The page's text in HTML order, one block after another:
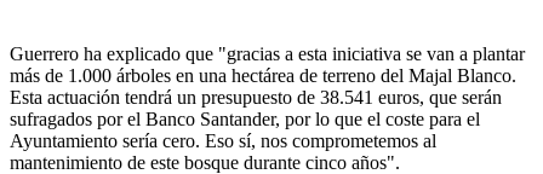
Guerrero ha explicado que "gracias a esta iniciativa se van a plantar
más de 1.000 árboles en una hectárea de terreno del Majal Blanco.
Esta actuación tendrá un presupuesto de 38.541 euros, que serán
sufragados por el Banco Santander, por lo que el coste para el
Ayuntamiento sería cero. Eso sí, nos comprometemos al
mantenimiento de este bosque durante cinco años".